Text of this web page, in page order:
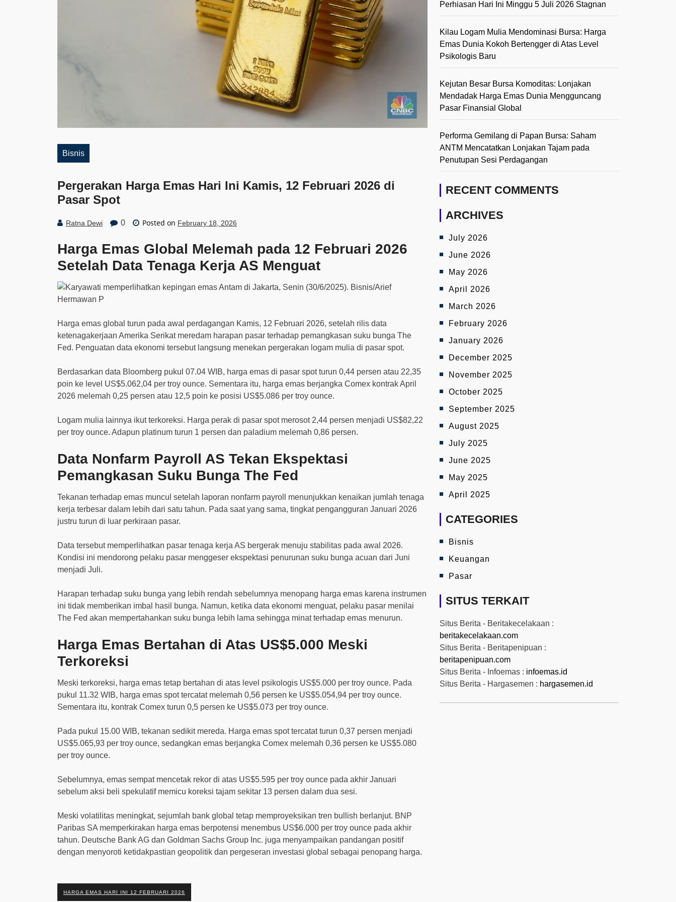
Bisnis
Pergerakan Harga Emas Hari Ini Kamis, 12 Februari 2026 di
Pasar Spot
Ratna Dewi 0 Posted on February 18, 2026
Harga Emas Global Melemah pada 12 Februari 2026
Setelah Data Tenaga Kerja AS Menguat
Harga emas global turun pada awal perdagangan Kamis, 12 Februari 2026, setelah rilis data
ketenagakerjaan Amerika Serikat meredam harapan pasar terhadap pemangkasan suku bunga The
Fed. Penguatan data ekonomi tersebut langsung menekan pergerakan logam mulia di pasar spot.
Berdasarkan data Bloomberg pukul 07.04 WIB, harga emas di pasar spot turun 0,44 persen atau 22,35
poin ke level US$5.062,04 per troy ounce. Sementara itu, harga emas berjangka Comex kontrak April
2026 melemah 0,25 persen atau 12,5 poin ke posisi US$5.086 per troy ounce.
Logam mulia lainnya ikut terkoreksi. Harga perak di pasar spot merosot 2,44 persen menjadi US$82,22
per troy ounce. Adapun platinum turun 1 persen dan paladium melemah 0,86 persen.
Data Nonfarm Payroll AS Tekan Ekspektasi
Pemangkasan Suku Bunga The Fed
Tekanan terhadap emas muncul setelah laporan nonfarm payroll menunjukkan kenaikan jumlah tenaga
kerja terbesar dalam lebih dari satu tahun. Pada saat yang sama, tingkat pengangguran Januari 2026
justru turun di luar perkiraan pasar.
Data tersebut memperlihatkan pasar tenaga kerja AS bergerak menuju stabilitas pada awal 2026.
Kondisi ini mendorong pelaku pasar menggeser ekspektasi penurunan suku bunga acuan dari Juni
menjadi Juli.
Harapan terhadap suku bunga yang lebih rendah sebelumnya menopang harga emas karena instrumen
ini tidak memberikan imbal hasil bunga. Namun, ketika data ekonomi menguat, pelaku pasar menilai
The Fed akan mempertahankan suku bunga lebih lama sehingga minat terhadap emas menurun.
Harga Emas Bertahan di Atas US$5.000 Meski
Terkoreksi
Meski terkoreksi, harga emas tetap bertahan di atas level psikologis US$5.000 per troy ounce. Pada
pukul 11.32 WIB, harga emas spot tercatat melemah 0,56 persen ke US$5.054,94 per troy ounce.
Sementara itu, kontrak Comex turun 0,5 persen ke US$5.073 per troy ounce.
Pada pukul 15.00 WIB, tekanan sedikit mereda. Harga emas spot tercatat turun 0,37 persen menjadi
US$5.065,93 per troy ounce, sedangkan emas berjangka Comex melemah 0,36 persen ke US$5.080
per troy ounce.
Sebelumnya, emas sempat mencetak rekor di atas US$5.595 per troy ounce pada akhir Januari
sebelum aksi beli spekulatif memicu koreksi tajam sekitar 13 persen dalam dua sesi.
Meski volatilitas meningkat, sejumlah bank global tetap memproyeksikan tren bullish berlanjut. BNP
Paribas SA memperkirakan harga emas berpotensi menembus US$6.000 per troy ounce pada akhir
tahun. Deutsche Bank AG dan Goldman Sachs Group Inc. juga menyampaikan pandangan positif
dengan menyoroti ketidakpastian geopolitik dan pergeseran investasi global sebagai penopang harga.
HARGA EMAS HARI INI 12 FEBRUARI 2026
Perhiasan Hari Ini Minggu 5 Juli 2026 Stagnan
Kilau Logam Mulia Mendominasi Bursa: Harga
Emas Dunia Kokoh Bertengger di Atas Level
Psikologis Baru
Kejutan Besar Bursa Komoditas: Lonjakan
Mendadak Harga Emas Dunia Mengguncang
Pasar Finansial Global
Performa Gemilang di Papan Bursa: Saham
ANTM Mencatatkan Lonjakan Tajam pada
Penutupan Sesi Perdagangan
RECENT COMMENTS
ARCHIVES
July 2026
June 2026
May 2026
April 2026
March 2026
February 2026
January 2026
December 2025
November 2025
October 2025
September 2025
August 2025
July 2025
June 2025
May 2025
April 2025
CATEGORIES
Bisnis
Keuangan
Pasar
SITUS TERKAIT
Situs Berita - Beritakecelakaan :
beritakecelakaan.com
Situs Berita - Beritapenipuan :
beritapenipuan.com
Situs Berita - Infoemas : infoemas.id
Situs Berita - Hargasemen : hargasemen.id